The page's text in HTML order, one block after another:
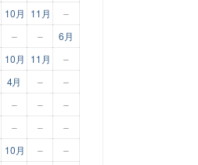
10月 11月 –
– –
6月
10月 11月 –
4月 –
–
– – –
– –
–
10月 – –